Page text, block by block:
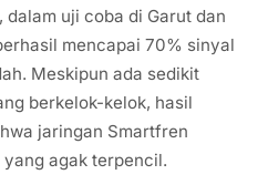
uji coba di Garut dan
mencapai 70% sinyal
Meskipun ada sedikit
berkelok-kelok, hasil
jaringan Smartfren
agak terpencil.